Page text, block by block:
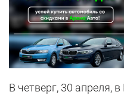
В четверг, 30 апреля,